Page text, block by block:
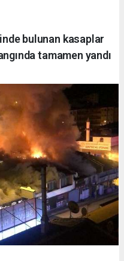
bulunan kasaplar
tamamen yandı